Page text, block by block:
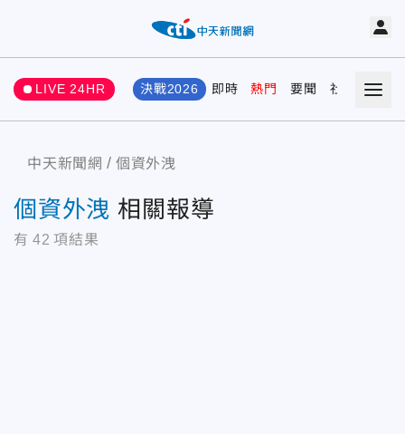
LIVE 24HR 決戰2026 即時 熱門 要聞 社會 娛樂
中天新聞網 個資外洩
個資外洩 相關報導
有 42 項結果